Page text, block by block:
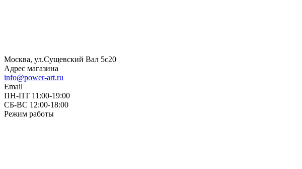
Москва, ул.Сущевский Вал 5с20
Адрес магазина
info@power-art.ru
Email
ПН-ПТ 11:00-19:00
СБ-ВС 12:00-18:00
Режим работы